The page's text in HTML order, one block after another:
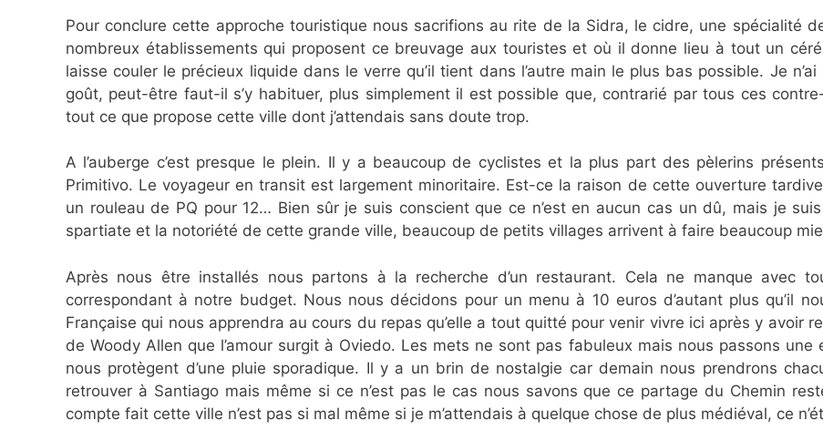
Pour conclure cette approche touristique nous sacrifions au rite de la Sidra, le cidre, une spécialité
nombreux établissements qui proposent ce breuvage aux touristes et où il donne lieu à tout un
laisse couler le précieux liquide dans le verre qu’il tient dans l’autre main le plus bas possible. Je
goût, peut-être faut-il s’y habituer, plus simplement il est possible que, contrarié par tous ces
tout ce que propose cette ville dont j’attendais sans doute trop.
A l’auberge c’est presque le plein. Il y a beaucoup de cyclistes et la plus part des pèlerins
Primitivo. Le voyageur en transit est largement minoritaire. Est-ce la raison de cette ouverture
un rouleau de PQ pour 12… Bien sûr je suis conscient que ce n’est en aucun cas un dû, mais je
spartiate et la notoriété de cette grande ville, beaucoup de petits villages arrivent à faire beaucoup
Après nous être installés nous partons à la recherche d’un restaurant. Cela ne manque avec
correspondant à notre budget. Nous nous décidons pour un menu à 10 euros d’autant plus qu’il
Française qui nous apprendra au cours du repas qu’elle a tout quitté pour venir vivre ici après y avoir
de Woody Allen que l’amour surgit à Oviedo. Les mets ne sont pas fabuleux mais nous passons
nous protègent d’une pluie sporadique. Il y a un brin de nostalgie car demain nous prendrons
retrouver à Santiago mais même si ce n’est pas le cas nous savons que ce partage du Chemin
compte fait cette ville n’est pas si mal même si je m’attendais à quelque chose de plus médiéval, ce